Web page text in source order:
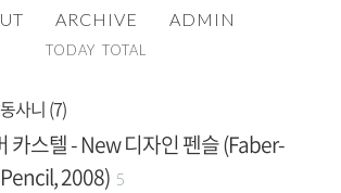
ADMIN
TODAY TOTAL
사니 (7)
카스텔 - New 디자인 펜슬 (Faber-
2008) 5